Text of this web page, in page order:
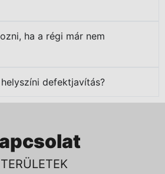
ha a régi már nem
defektjavítás?